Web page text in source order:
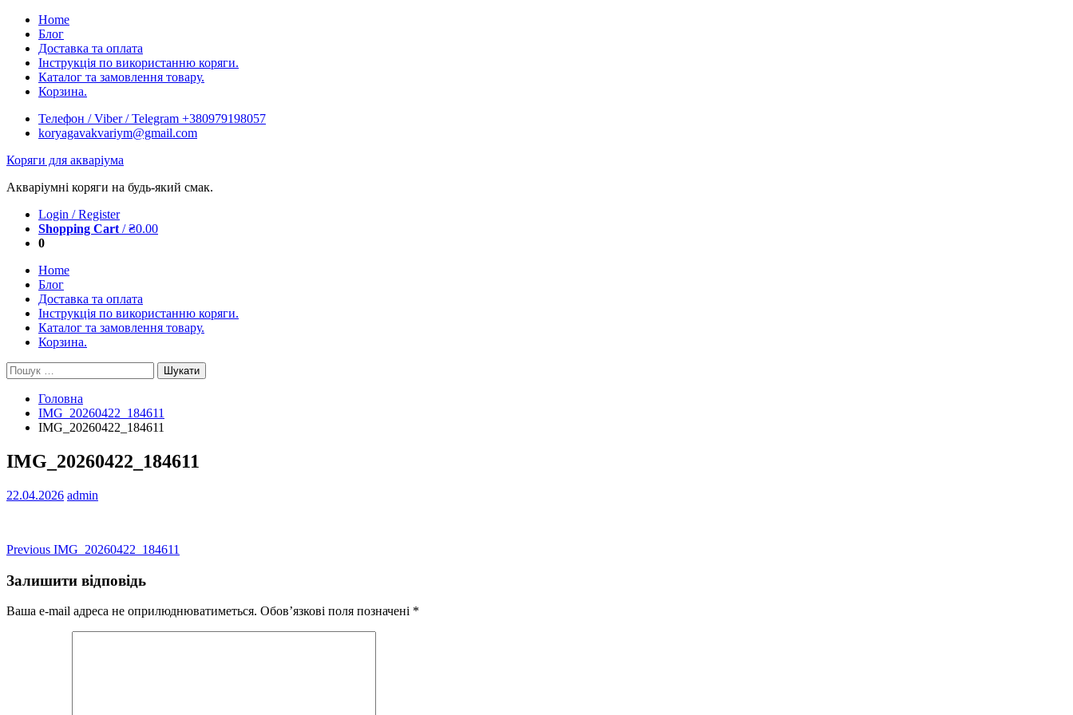
Skip
content
Home
Блог
Доставка та оплата
Інструкція по використанню коряги.
Каталог та замовлення товару.
Корзина.
Телефон / Viber / Telegram +380979198057
koryagavakvariym@gmail.com
Коряги для акваріума
Акваріумні коряги на будь-який смак.
Login / Register
Shopping Cart /₴0.00
0
Home
Блог
Доставка та оплата
Інструкція по використанню коряги.
Каталог та замовлення товару.
Корзина.
Пошук:
Головна
IMG_20260422_184611
IMG_20260422_184611
IMG_20260422_184611
22.04.2026 admin
Навігація
записів
Previous Previous
IMG_20260422_184611
Залишити відповідь
Ваша e-mail адреса не оприлюднюватиметься. Обов’язкові поля позначені *